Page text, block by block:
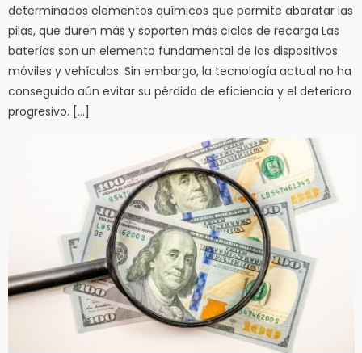
determinados elementos químicos que permite abaratar las
pilas, que duren más y soporten más ciclos de recarga Las
baterías son un elemento fundamental de los dispositivos
móviles y vehículos. Sin embargo, la tecnología actual no ha
conseguido aún evitar su pérdida de eficiencia y el deterioro
progresivo. […]